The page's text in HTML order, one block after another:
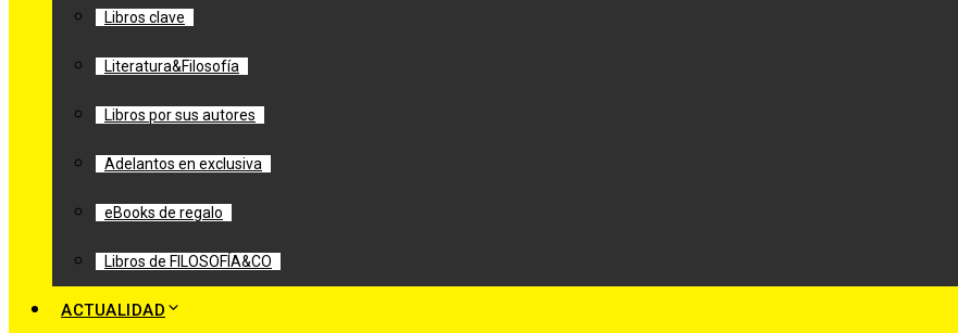
Libros clave
Literatura&Filosofía
Libros por sus autores
Adelantos en exclusiva
eBooks de regalo
Libros de FILOSOFÍA&CO
ACTUALIDAD